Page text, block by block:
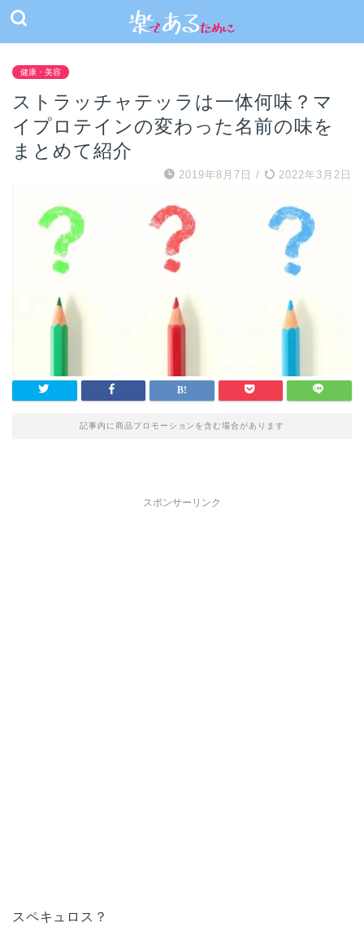
健康・美容
ストラッチャテッラは一体何味？マ
イプロテインの変わった名前の味を
まとめて紹介
2019年8月7日 / 2022年3月2日
記事内に商品プロモーションを含む場合があります
スポンサーリンク
スペキュロス？